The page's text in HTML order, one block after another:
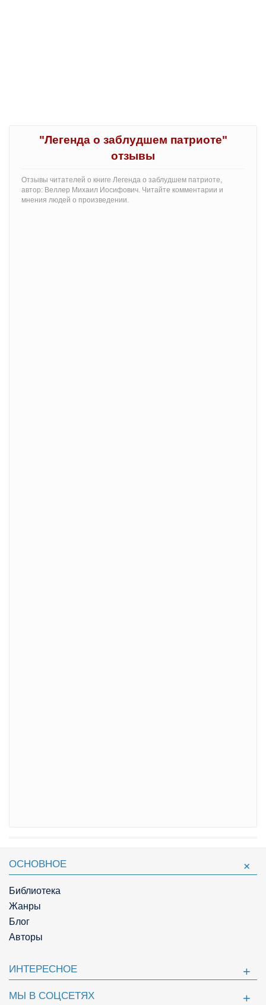
"Легенда о заблудшем патриоте"
отзывы
Отзывы читателей о книге Легенда о заблудшем патриоте,
автор: Веллер Михаил Иосифович. Читайте комментарии и
мнения людей о произведении.
ОСНОВНОЕ
Библиотека
Жанры
Блог
Авторы
ИНТЕРЕСНОЕ
МЫ В СОЦСЕТЯХ